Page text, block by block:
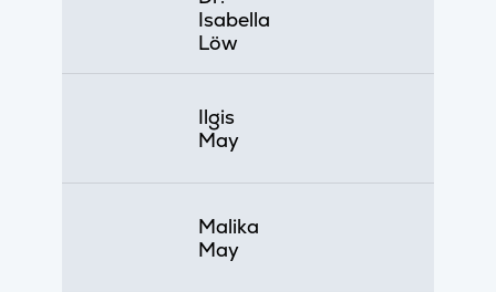
Isabella
Löw
Ilgis
May
Malika
May